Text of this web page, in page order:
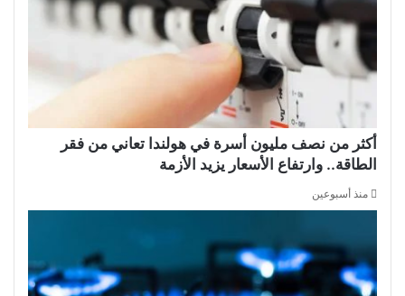
أكثر من نصف مليون أسرة في هولندا تعاني من فقر
الطاقة.. وارتفاع الأسعار يزيد الأزمة
منذ أسبوعين